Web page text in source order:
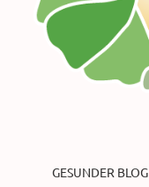
GESUNDER BLOG